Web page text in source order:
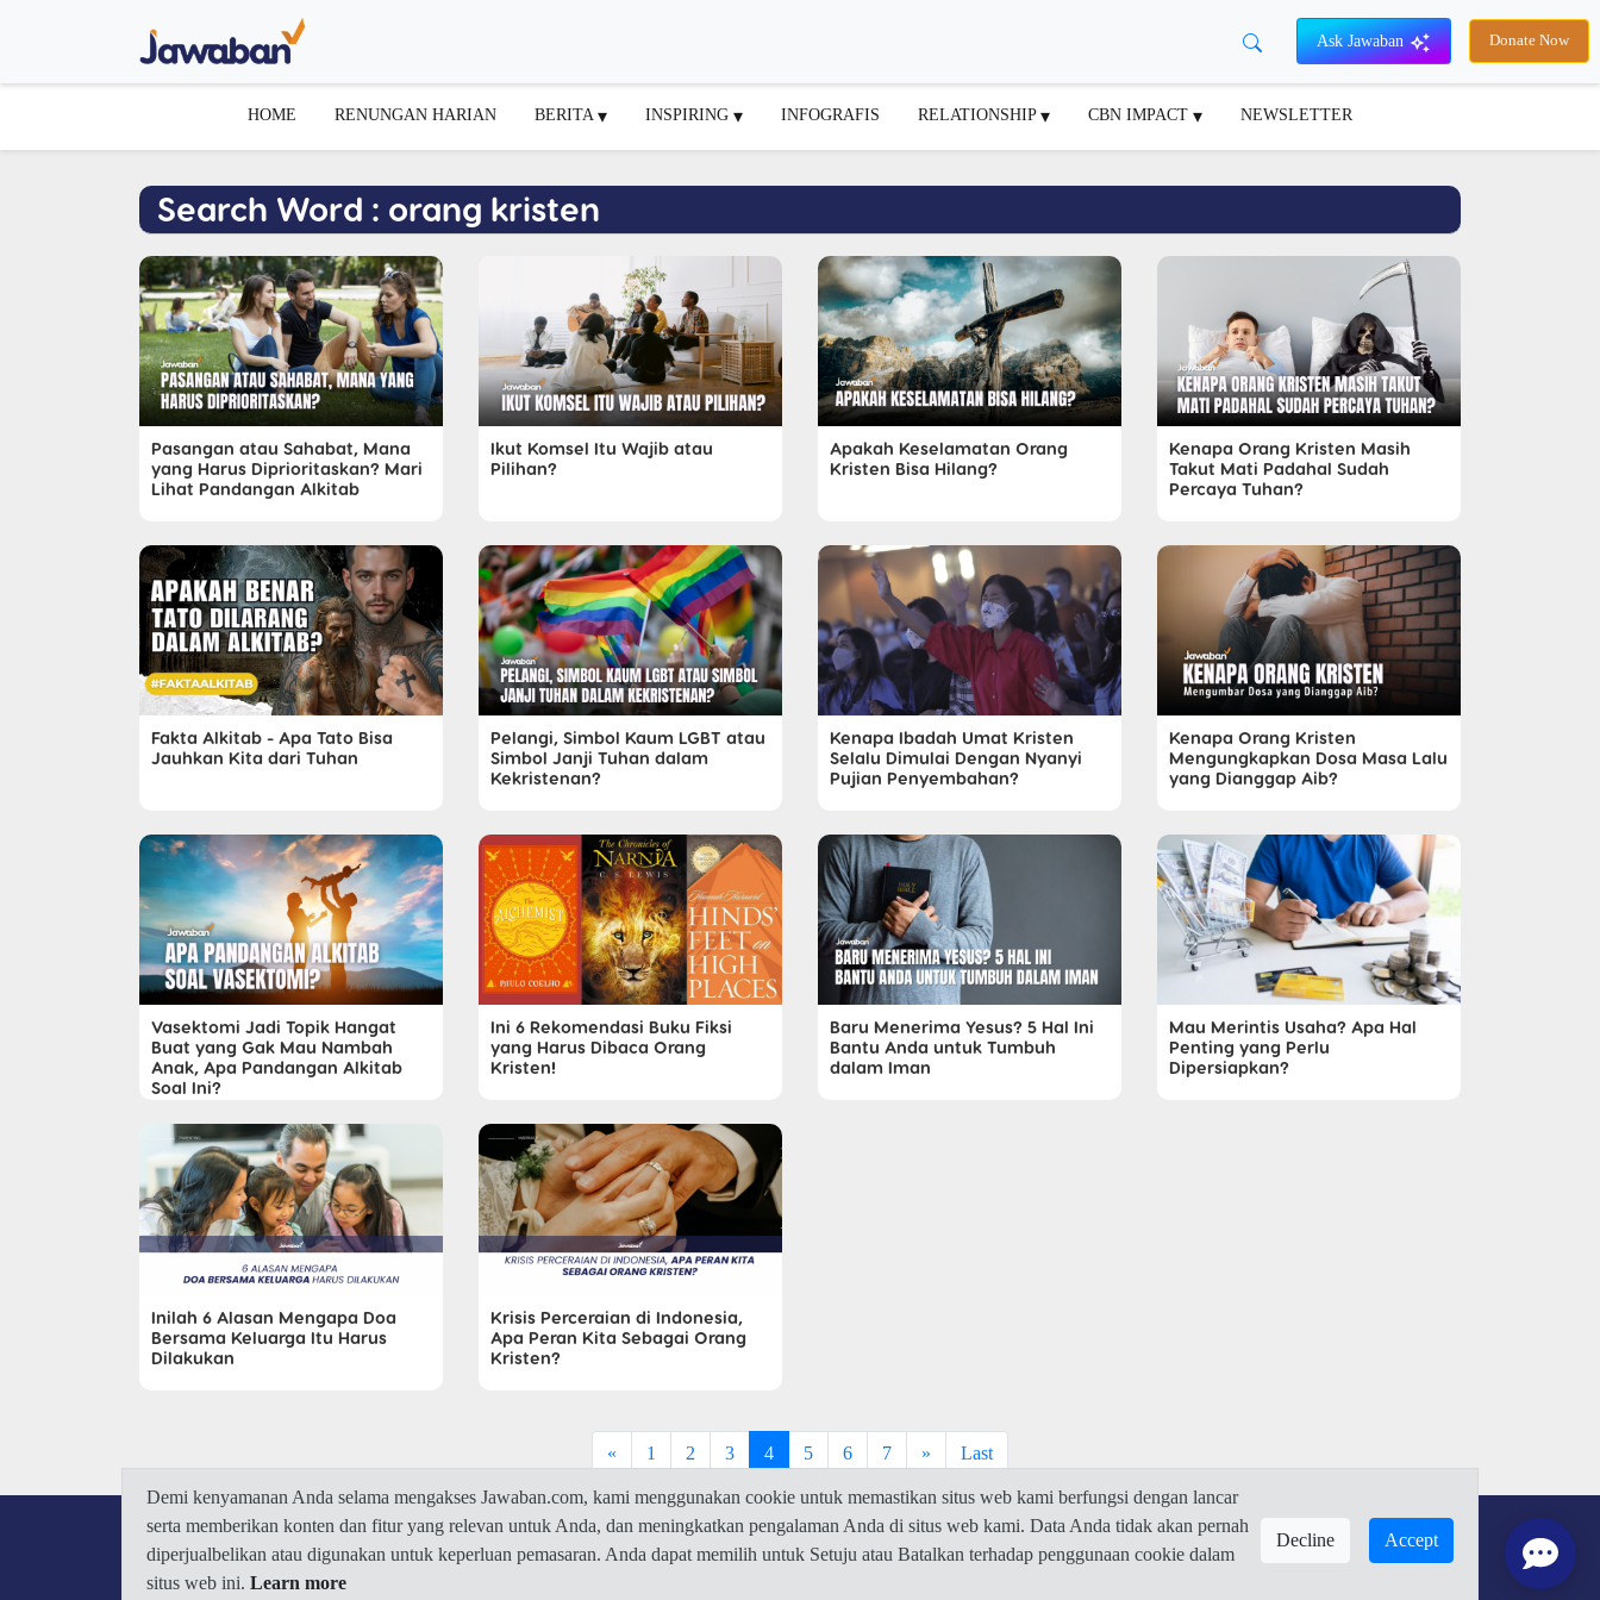
Ask Jawaban Donate Now
HOME RENUNGAN HARIAN BERITA INSPIRING INFOGRAFIS RELATIONSHIP CBN IMPACT NEWSLETTER
Search Word : orang kristen
Pasangan atau Sahabat, Mana
yang Harus Diprioritaskan? Mari
Lihat Pandangan Alkitab
Ikut Komsel Itu Wajib atau
Pilihan?
Apakah Keselamatan Orang
Kristen Bisa Hilang?
Kenapa Orang Kristen Masih
Takut Mati Padahal Sudah
Percaya Tuhan?
Fakta Alkitab - Apa Tato Bisa
Jauhkan Kita dari Tuhan
Pelangi, Simbol Kaum LGBT atau
Simbol Janji Tuhan dalam
Kekristenan?
Kenapa Ibadah Umat Kristen
Selalu Dimulai Dengan Nyanyi
Pujian Penyembahan?
Kenapa Orang Kristen
Mengungkapkan Dosa Masa Lalu
yang Dianggap Aib?
Vasektomi Jadi Topik Hangat
Buat yang Gak Mau Nambah
Anak, Apa Pandangan Alkitab
Soal Ini?
Ini 6 Rekomendasi Buku Fiksi
yang Harus Dibaca Orang
Kristen!
Baru Menerima Yesus? 5 Hal Ini
Bantu Anda untuk Tumbuh
dalam Iman
Mau Merintis Usaha? Apa Hal
Penting yang Perlu
Dipersiapkan?
Inilah 6 Alasan Mengapa Doa
Bersama Keluarga Itu Harus
Dilakukan
Krisis Perceraian di Indonesia,
Apa Peran Kita Sebagai Orang
Kristen?
« 1 2 3 4 5 6 7 » Last
Demi kenyamanan Anda selama mengakses Jawaban.com, kami menggunakan cookie untuk memastikan situs web kami berfungsi dengan lancar
serta memberikan konten dan fitur yang relevan untuk Anda, dan meningkatkan pengalaman Anda di situs web kami. Data Anda tidak akan pernah
diperjualbelikan atau digunakan untuk keperluan pemasaran. Anda dapat memilih untuk Setuju atau Batalkan terhadap penggunaan cookie dalam
situs web ini. Learn more
Decline Accept
© 2026 Jawaban.com -Privacy Policy